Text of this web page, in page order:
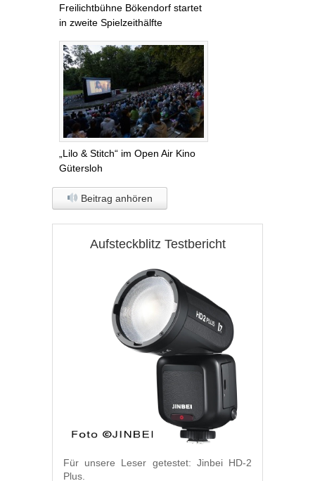
Freilichtbühne Bökendorf startet
in zweite Spielzeithälfte
„Lilo & Stitch“ im Open Air Kino
Gütersloh
Beitrag anhören
Aufsteckblitz Testbericht
Für unsere Leser getestet: Jinbei HD-2
Plus.